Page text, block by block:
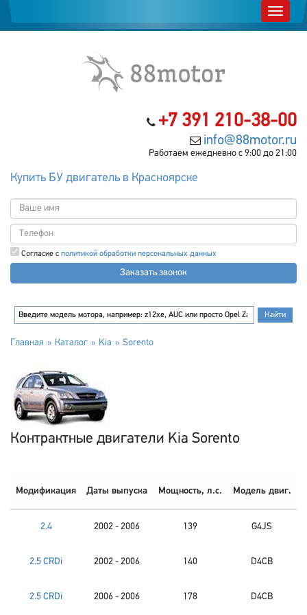
+7 391 210-38-00
info@88motor.ru
Работаем ежедневно с 9:00 до 21:00
Купить БУ двигатель в Красноярске
Согласие с политикой обработки персональных данных
Заказать звонок
Главная Каталог Kia Sorento
Контрактные двигатели Kia Sorento
Модификация Даты выпуска Мощность, л.с. Модель двиг.
2.4 2002 - 2006 139 G4JS
2.5 CRDi 2002 - 2006 140 D4CB
2.5 CRDi 2006 - 2006 178 D4CB